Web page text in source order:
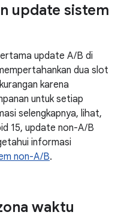
update sistem
update A/B di
dua slot
karena
untuk setiap
selengkapnya, lihat,
15, update non-A/B
informasi
non-A/B.
waktu